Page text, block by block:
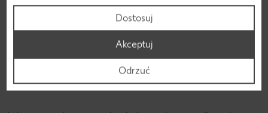
Składniki
Składniki żółtka
Dostosuj
Odrzuć
Akceptuj